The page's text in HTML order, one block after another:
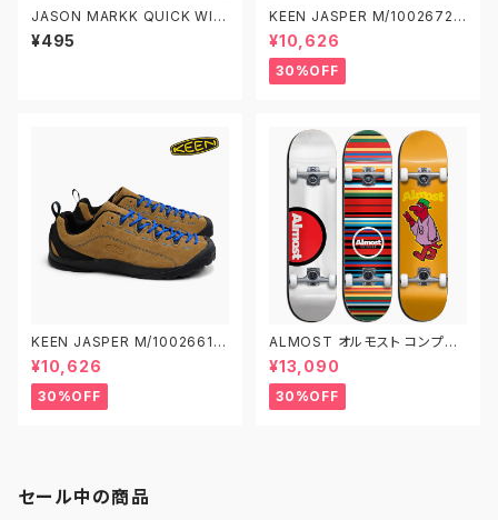
JASON MARKK QUICK WIP
ES 3 PACK ジェイソンマーク
クイックワイプス 3パック スニ
¥495
KEEN JASPER M/1002672
W/1004347 キーン ジャスパ
ー アウトドアスニーカー
¥10,626
30%OFF
KEEN JASPER M/1002661
W/1004337 キーン ジャスパ
ー アウトドアスニーカー
¥10,626
30%OFF
ALMOST オルモスト コンプリ
ート デッキ スケートボード スケ
ボー 7.625インチ 7.75インチ
7.875インチ 子供用 キッズ
¥13,090
30%OFF
セール中の商品